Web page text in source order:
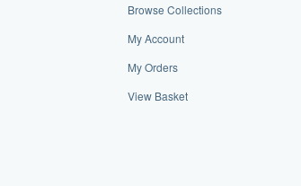
Browse Collections
My Account
My Orders
View Basket